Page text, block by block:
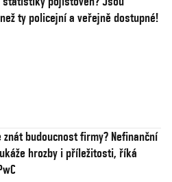
ty policejní a veřejně dostupné!
budoucnost firmy? Nefinanční
hrozby i příležitosti, říká